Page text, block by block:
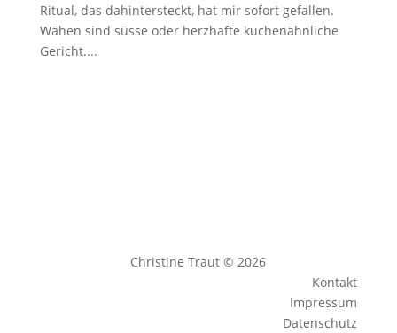
Ritual, das dahintersteckt, hat mir sofort gefallen.
Wähen sind süsse oder herzhafte kuchenähnliche
Gericht....
Christine Traut © 2026
Kontakt
Impressum
Datenschutz